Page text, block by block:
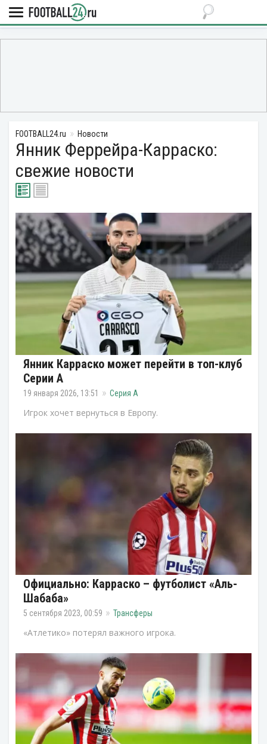
FOOTBALL24.ru Новости
Янник Феррейра-Карраско:
свежие новости
Янник Карраско может перейти в топ-клуб
Серии А
19 января 2026, 13:51 Серия А
Игрок хочет вернуться в Европу.
Официально: Карраско – футболист «Аль-
Шабаба»
5 сентября 2023, 00:59 Трансферы
«Атлетико» потерял важного игрока.